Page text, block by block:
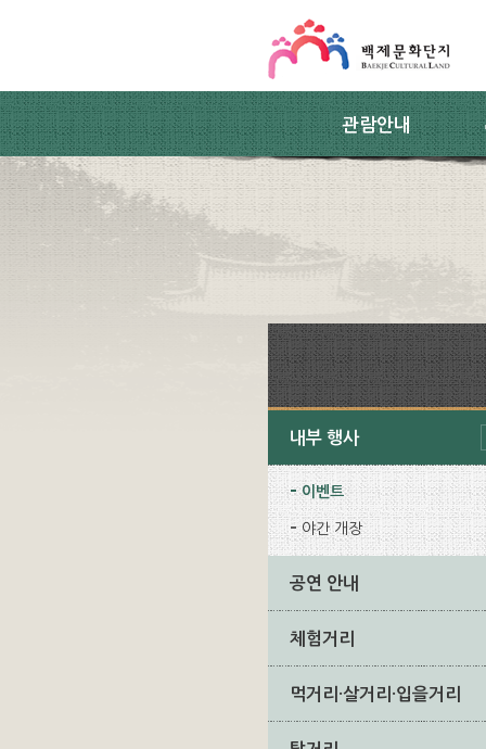
관람안내
내부 행사
이벤트
야간 개장
공연 안내
체험거리
먹거리·살거리·입을거리